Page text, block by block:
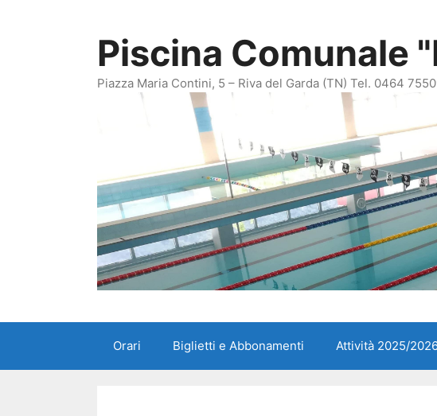
Piscina Comunale
Piazza Maria Contini, 5 – Riva del Garda (TN) Tel. 0464
Orari Biglietti e Abbonamenti Attività 2025/